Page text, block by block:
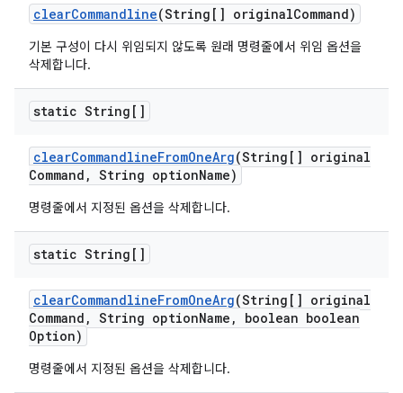
clearCommandline(String[] originalCommand)
기본 구성이 다시 위임되지 않도록 원래 명령줄에서 위임 옵션을
삭제합니다.
static String[]
clearCommandlineFromOneArg(String[] original
Command , String optionName)
명령줄에서 지정된 옵션을 삭제합니다.
static String[]
clearCommandlineFromOneArg(String[] original
Command , String optionName ,
boolean boolean
Option)
명령줄에서 지정된 옵션을 삭제합니다.